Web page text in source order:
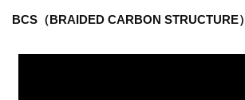
BCS（BRAIDED CARBON STRUCTURE）